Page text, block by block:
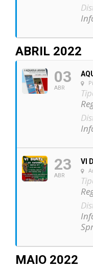
ABRIL 2022
03
ABR
23
ABR
VI
MAIO 2022